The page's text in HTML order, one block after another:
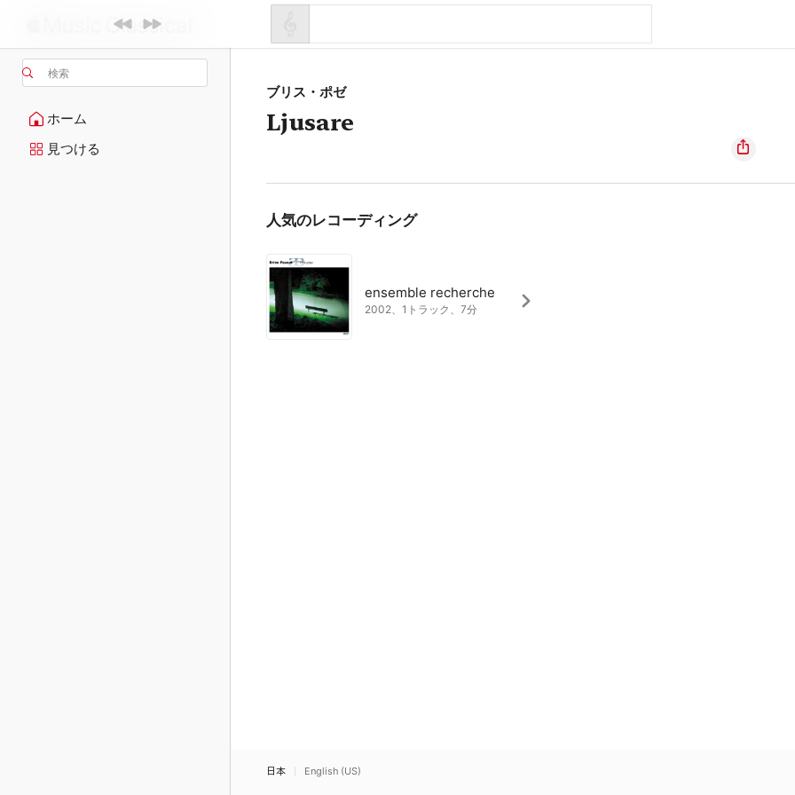
検索
ホーム
見つける
ブリス・ポゼ
Ljusare
人気のレコーディング
ensemble recherche
2002、1トラック、7分
日本 English (US)